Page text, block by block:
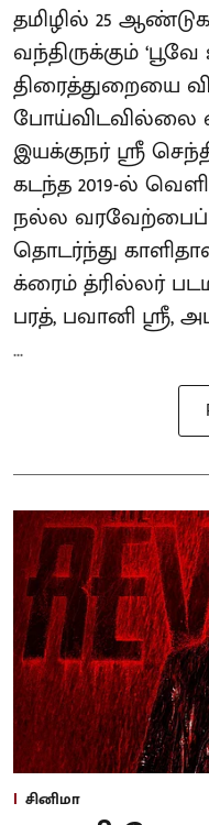
தமிழில் 25
வந்திருக்கும்
திரைத்துறையை
போய்விடவில்லை
இயக்குநர் ஸ்ரீ
கடந்த 2019-ல்
நல்ல வரவேற்பைப்
தொடர்ந்து
க்ரைம் த்ரில்லர்
பரத், பவானி ஸ்ரீ,
...
சினிமா